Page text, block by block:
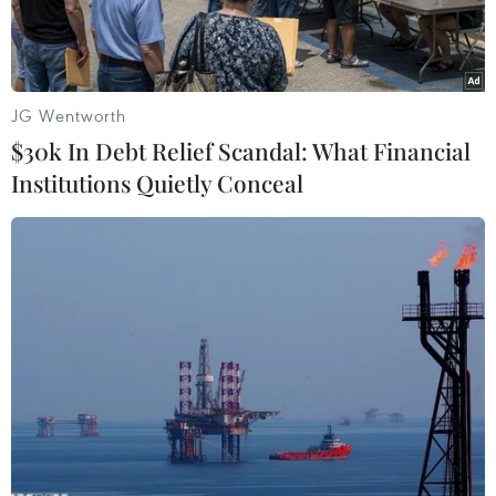
Cao tốc Mai Sơn-Quốc lộ 45 sẽ được khánh thành vào sáng
Cục Đường bộ Việt Nam vừa có văn bản yêu cầu
các khu quản lý đường bộ khu vực rà soát
đường ôtô cao tốc phân kỳ đầu tư được thiết kế
với 4 làn xe cơ giới để có thể khai thác với vận
tốc 90km/giờ.
JG Wentworth
$30k In Debt Relief Scandal: What Financial
Institutions Quietly Conceal